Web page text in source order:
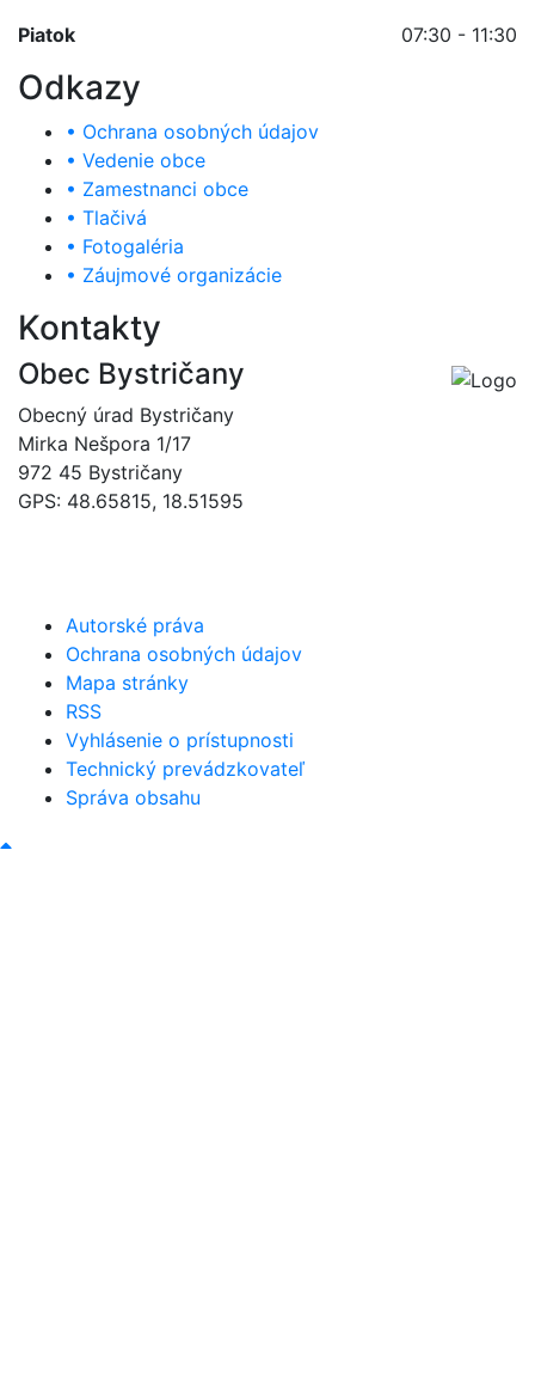
Piatok
07:30 - 11:30
Odkazy
• Ochrana osobných údajov
• Vedenie obce
• Zamestnanci obce
• Tlačivá
• Fotogaléria
• Záujmové organizácie
Kontakty
Obec Bystričany
Obecný úrad Bystričany
Mirka Nešpora 1/17
972 45 Bystričany
GPS: 48.65815, 18.51595
Autorské práva
Ochrana osobných údajov
Mapa stránky
RSS
Vyhlásenie o prístupnosti
Technický prevádzkovateľ
Správa obsahu